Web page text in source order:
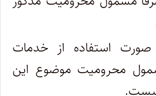
هر صورت استفاده از خدمات
محرومیت موضوع این